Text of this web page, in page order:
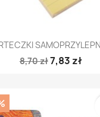
Szybki podgląd
8,70 zł7,83 zł